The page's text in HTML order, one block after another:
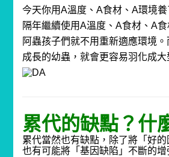
今天你用A溫度、A食材、A環境
隔年繼續使用A溫度、A食材、A
阿蟲孩子們就不用重新適應環境。
成長的幼蟲，就會更容易羽化成大
累代的缺點？什
累代當然也有缺點，除了將「好的
也有可能將「基因缺陷」不斷的增